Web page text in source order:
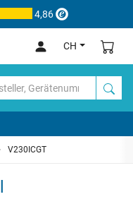
4,86
CH
V230ICGT